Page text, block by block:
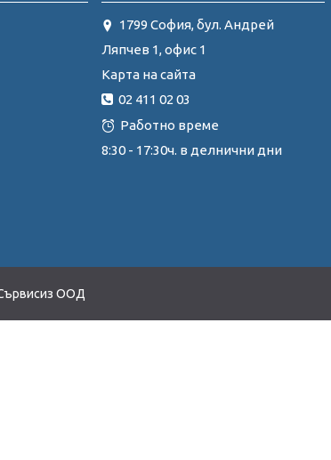
1799 София, бул. Андрей
Ляпчев 1, офис 1
Карта на сайта
02 411 02 03
Работно време
8:30 - 17:30ч. в делнични дни
ООД